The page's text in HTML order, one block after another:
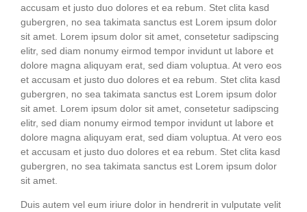
accu­sam et jus­to duo dolo­res et ea rebum. Stet cli­ta kasd
guber­gren, no sea taki­ma­ta sanc­tus est Lorem ipsum dolor
sit amet. Lorem ipsum dolor sit amet, con­sete­tur sadipscing
elitr, sed diam nonumy eirm­od tem­por invidunt ut labo­re et
dolo­re magna ali­quyam erat, sed diam volup­tua. At vero eos
et accu­sam et jus­to duo dolo­res et ea rebum. Stet cli­ta kasd
guber­gren, no sea taki­ma­ta sanc­tus est Lorem ipsum dolor
sit amet. Lorem ipsum dolor sit amet, con­sete­tur sadipscing
elitr, sed diam nonumy eirm­od tem­por invidunt ut labo­re et
dolo­re magna ali­quyam erat, sed diam volup­tua. At vero eos
et accu­sam et jus­to duo dolo­res et ea rebum. Stet cli­ta kasd
guber­gren, no sea taki­ma­ta sanc­tus est Lorem ipsum dolor
sit amet.
Duis autem vel eum iri­ure dolor in hendre­rit in vul­pu­ta­te velit